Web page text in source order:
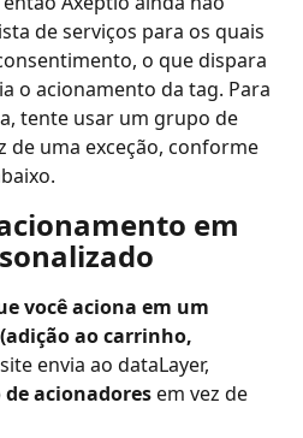
de serviços para os quais
o que dispara
o acionamento da tag. Para
tente usar um grupo de
de uma exceção, conforme
em
você aciona em um
ao carrinho,
envia ao dataLayer,
acionadores em vez de